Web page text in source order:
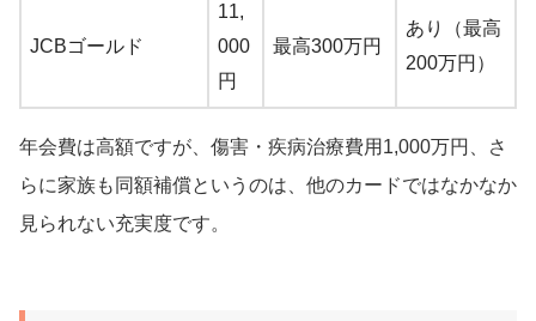
JCBゴールド
11,
000
円
最高300万円
あり（最高
200万円）
年会費は高額ですが、傷害・疾病治療費用1,000万円、さ
らに家族も同額補償というのは、他のカードではなかなか
見られない充実度です。